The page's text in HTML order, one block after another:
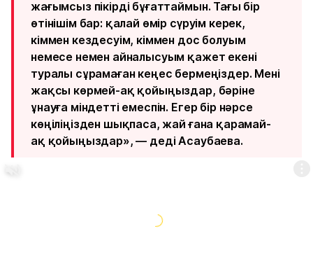
жағымсыз пікірді бұғаттаймын. Тағы бір
өтінішім бар: қалай өмір сүруім керек,
кіммен кездесуім, кіммен дос болуым
немесе немен айналысуым қажет екені
туралы сұрамаған кеңес бермеңіздер. Мені
жақсы көрмей-ақ қойыңыздар, бәріне
ұнауға міндетті емеспін. Егер бір нәрсе
көңіліңізден шықпаса, жай ғана қарамай-
ақ қойыңыздар», — деді Асаубаева.